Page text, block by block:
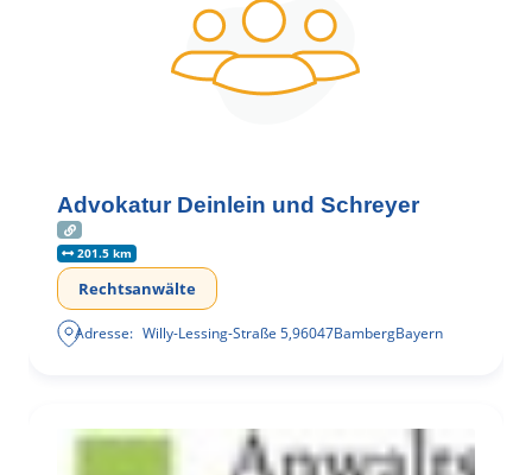
Advokatur Deinlein und Schreyer
201.5 km
Rechtsanwälte
Adresse: Willy-Lessing-Straße 5,96047BambergBayern